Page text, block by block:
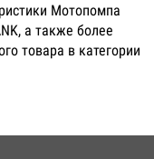
Мотопомпа
а также более
товара в категории